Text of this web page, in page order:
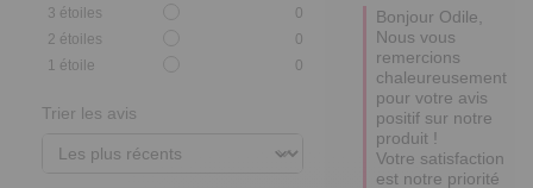
3 étoiles
0
2 étoiles
0
1 étoile 0
Trier les avis
Bonjour Odile,
Nous vous
remercions
chaleureusement
pour votre avis
positif sur notre
produit !
Votre satisfaction
est notre priorité